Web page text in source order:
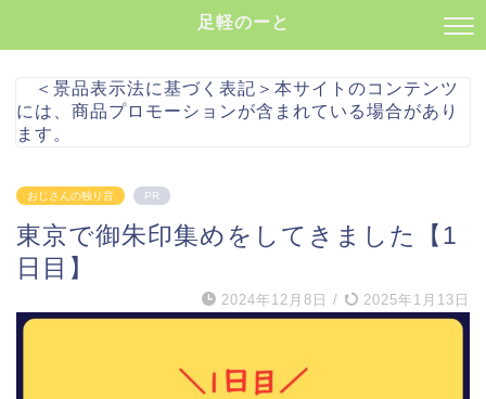
足軽のーと
＜景品表示法に基づく表記＞本サイトのコンテンツ
には、商品プロモーションが含まれている場合があり
ます。
おじさんの独り言 PR
東京で御朱印集めをしてきました【1
日目】
2024年12月8日 / 2025年1月13日